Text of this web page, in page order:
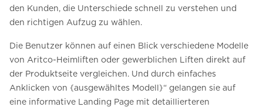
den Kunden, die Unterschiede schnell zu verstehen und
den richtigen Aufzug zu wählen.
Die Benutzer können auf einen Blick verschiedene Modelle
von Aritco-Heimliften oder gewerblichen Liften direkt auf
der Produktseite vergleichen. Und durch einfaches
Anklicken von {ausgewähltes Modell}“ gelangen sie auf
eine informative Landing Page mit detaillierteren